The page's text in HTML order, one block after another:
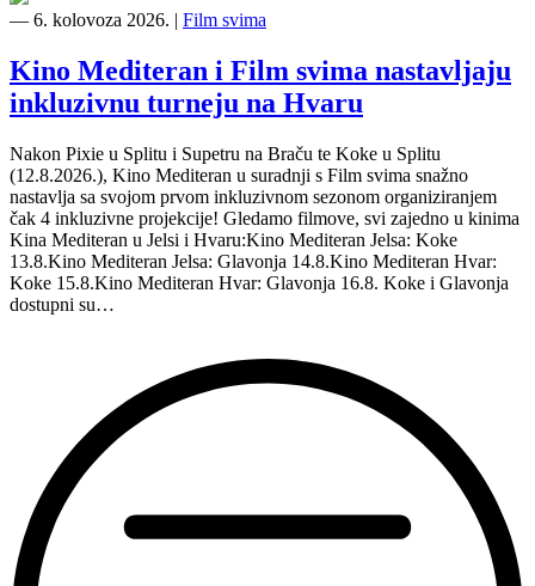
― 6. kolovoza 2026. | Film svima
Kino Mediteran i Film svima nastavljaju
inkluzivnu turneju na Hvaru
Nakon Pixie u Splitu i Supetru na Braču te Koke u Splitu
(12.8.2026.), Kino Mediteran u suradnji s Film svima snažno
nastavlja sa svojom prvom inkluzivnom sezonom organiziranjem
čak 4 inkluzivne projekcije! Gledamo filmove, svi zajedno u kinima
Kina Mediteran u Jelsi i Hvaru:Kino Mediteran Jelsa: Koke
13.8.Kino Mediteran Jelsa: Glavonja 14.8.Kino Mediteran Hvar:
Koke 15.8.Kino Mediteran Hvar: Glavonja 16.8. Koke i Glavonja
dostupni su…